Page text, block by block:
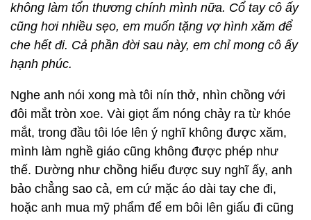
không làm tổn thương chính mình nữa. Cổ tay cô ấy
cũng hơi nhiều sẹo, em muốn tặng vợ hình xăm để
che hết đi. Cả phần đời sau này, em chỉ mong cô ấy
hạnh phúc.
Nghe anh nói xong mà tôi nín thở, nhìn chồng với
đôi mắt tròn xoe. Vài giọt ấm nóng chảy ra từ khóe
mắt, trong đầu tôi lóe lên ý nghĩ không được xăm,
mình làm nghề giáo cũng không được phép như
thế. Dường như chồng hiểu được suy nghĩ ấy, anh
bảo chẳng sao cả, em cứ mặc áo dài tay che đi,
hoặc anh mua mỹ phẩm để em bôi lên giấu đi cũng